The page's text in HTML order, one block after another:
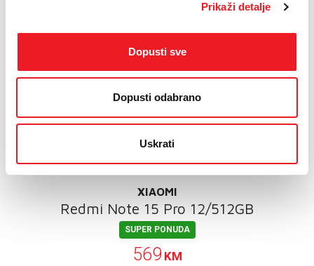
Prikaži detalje
Dopusti sve
Dopusti odabrano
Uskrati
IZDVAJAMO IZ PONUDE
XIAOMI
Redmi Note 15 Pro 12/512GB
SUPER PONUDA
569 KM